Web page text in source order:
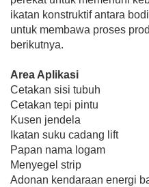
ikatan konstruktif antara
untuk membawa proses
berikutnya.
Area Aplikasi
Cetakan sisi tubuh
Cetakan tepi pintu
Kusen jendela
Ikatan suku cadang lift
Papan nama logam
Menyegel strip
Adonan kendaraan energi